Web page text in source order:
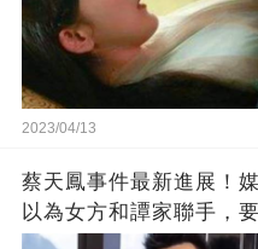
2023/04/13
蔡天鳳事件最新進展！
以為女方和譚家聯手，